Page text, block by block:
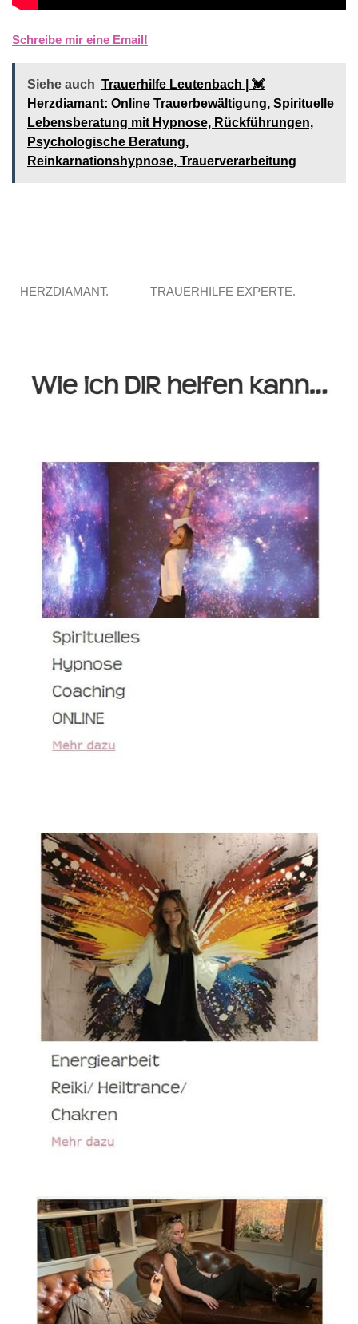
Schreibe mir eine Email!
Siehe auch Trauerhilfe Leutenbach | 💓️️
Herzdiamant: Online Trauerbewältigung, Spirituelle
Lebensberatung mit Hypnose, Rückführungen,
Psychologische Beratung,
Reinkarnationshypnose, Trauerverarbeitung
HERZDIAMANT. TRAUERHILFE EXPERTE.